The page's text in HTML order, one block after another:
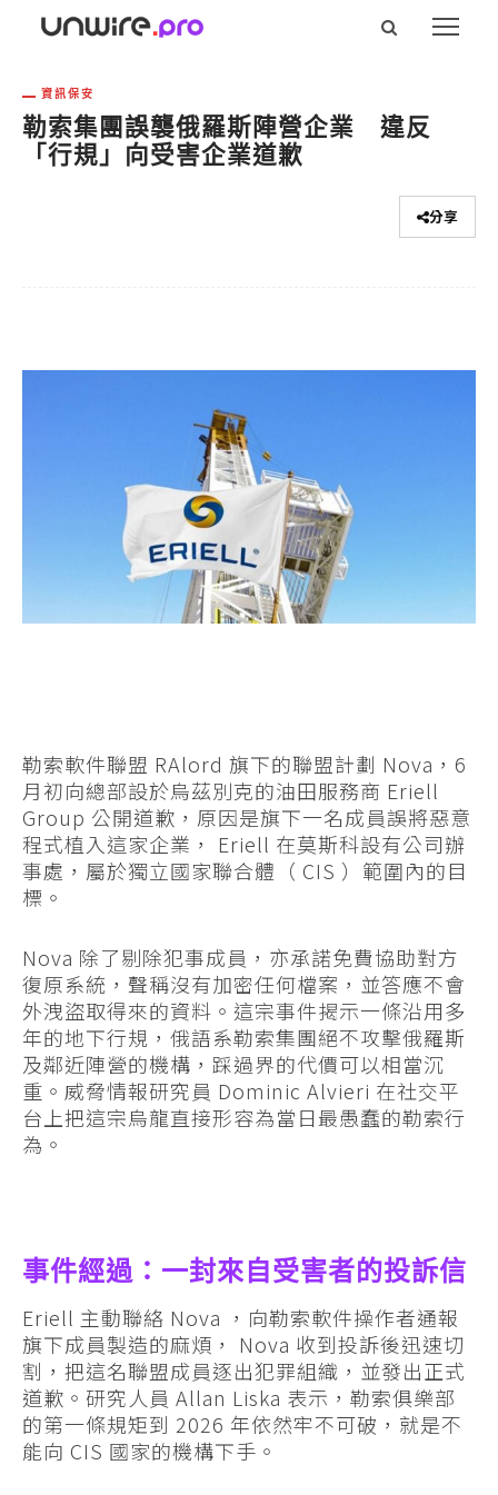
資訊保安
勒索集團誤襲俄羅斯陣營企業 違反
「行規」向受害企業道歉
分享
勒索軟件聯盟 RAlord 旗下的聯盟計劃 Nova，6
月初向總部設於烏茲別克的油田服務商 Eriell
Group 公開道歉，原因是旗下一名成員誤將惡意
程式植入這家企業， Eriell 在莫斯科設有公司辦
事處，屬於獨立國家聯合體（ CIS ）範圍內的目
標。
Nova 除了剔除犯事成員，亦承諾免費協助對方
復原系統，聲稱沒有加密任何檔案，並答應不會
外洩盜取得來的資料。這宗事件揭示一條沿用多
年的地下行規，俄語系勒索集團絕不攻擊俄羅斯
及鄰近陣營的機構，踩過界的代價可以相當沉
重。威脅情報研究員 Dominic Alvieri 在社交平
台上把這宗烏龍直接形容為當日最愚蠢的勒索行
為。
事件經過：一封來自受害者的投訴信
Eriell 主動聯絡 Nova ，向勒索軟件操作者通報
旗下成員製造的麻煩， Nova 收到投訴後迅速切
割，把這名聯盟成員逐出犯罪組織，並發出正式
道歉。研究人員 Allan Liska 表示，勒索俱樂部
的第一條規矩到 2026 年依然牢不可破，就是不
能向 CIS 國家的機構下手。